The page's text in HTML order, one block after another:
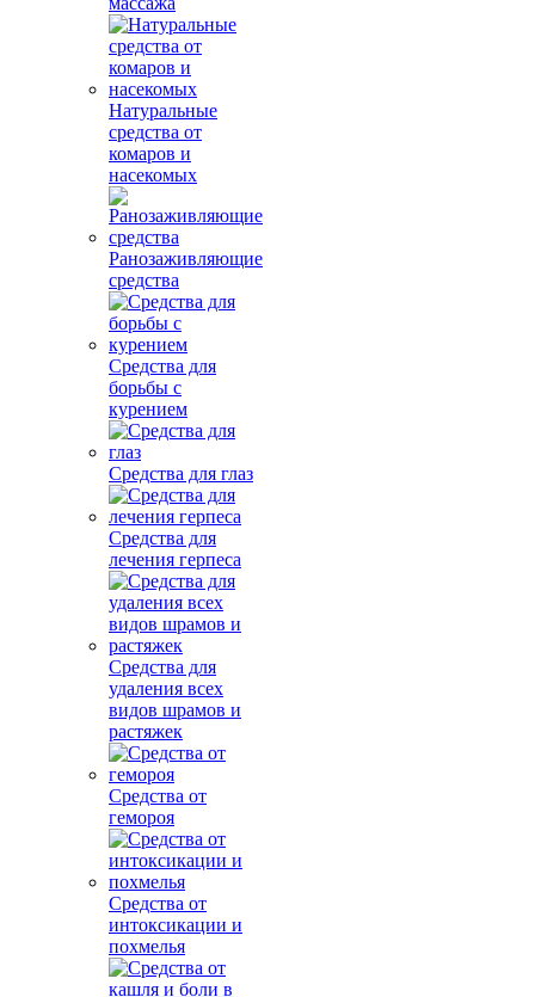
Натуральные
средства от
комаров и
насекомых
Ранозаживляющие
средства
Средства для
борьбы с
курением
Средства для глаз
Средства для
лечения герпеса
Средства для
удаления всех
видов шрамов и
растяжек
Средства от
гемороя
Средства от
интоксикации и
похмелья